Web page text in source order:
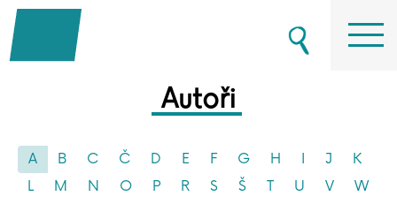
Autoři
A B C Č D E F G H I J
K
L
M N O P R S Š T U V
W